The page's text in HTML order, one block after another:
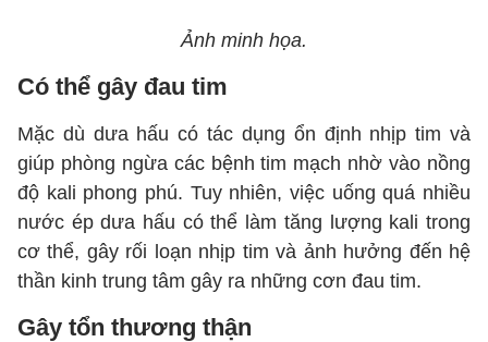
Ảnh minh họa.
Có thể gây đau tim
Mặc dù dưa hấu có tác dụng ổn định nhịp tim và
giúp phòng ngừa các bệnh tim mạch nhờ vào nồng
độ kali phong phú. Tuy nhiên, việc uống quá nhiều
nước ép dưa hấu có thể làm tăng lượng kali trong
cơ thể, gây rối loạn nhịp tim và ảnh hưởng đến hệ
thần kinh trung tâm gây ra những cơn đau tim.
Gây tổn thương thận